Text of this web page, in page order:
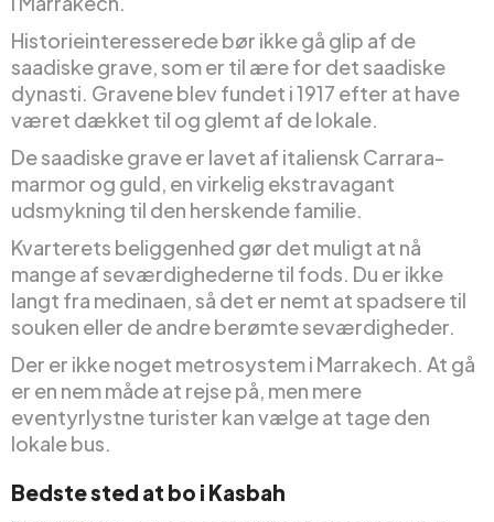
Historieinteresserede bør ikke gå glip af de
saadiske grave, som er til ære for det saadiske
dynasti. Gravene blev fundet i 1917 efter at have
været dækket til og glemt af de lokale.
De saadiske grave er lavet af italiensk Carrara-
marmor og guld, en virkelig ekstravagant
udsmykning til den herskende familie.
Kvarterets beliggenhed gør det muligt at nå
mange af seværdighederne til fods. Du er ikke
langt fra medinaen, så det er nemt at spadsere til
souken eller de andre berømte seværdigheder.
Der er ikke noget metrosystem i Marrakech. At gå
er en nem måde at rejse på, men mere
eventyrlystne turister kan vælge at tage den
lokale bus.
Bedste sted at bo i Kasbah